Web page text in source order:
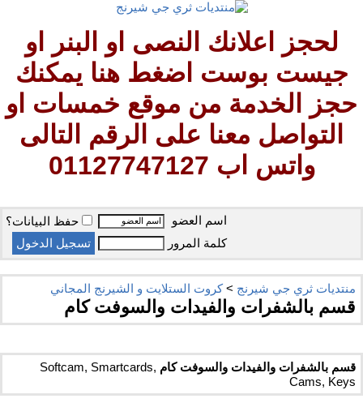
لحجز اعلانك النصى او البنر او
جيست بوست اضغط هنا يمكنك
حجز الخدمة من موقع خمسات او
التواصل معنا على الرقم التالى
واتس اب 01127747127
اسم العضو
حفظ البيانات؟
كلمة المرور
منتديات ثري جي شيرنج >كروت الستلايت و الشيرنج المجاني
قسم بالشفرات والفيدات والسوفت كام
قسم بالشفرات والفيدات والسوفت كام Softcam, Smartcards,
Cams, Keys